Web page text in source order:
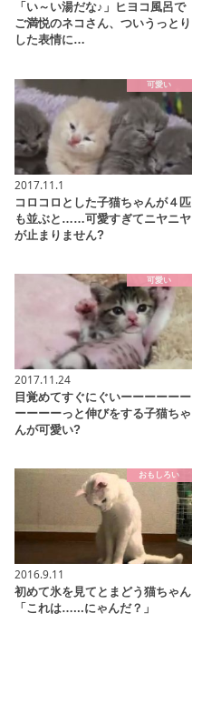
「い～い湯だな♪」ヒヨコ風呂で
ご満悦のネコさん、ついうっとり
した表情に…
可愛い
2017.11.1
コロコロとした子猫ちゃんが４匹
も並ぶと……可愛すぎてニヤニヤ
が止まりません?
可愛い
2017.11.24
目覚めてすぐにぐいーーーーーー
ーーーーっと伸びをする子猫ちゃ
んが可愛い?
おもしろい
2016.9.11
初めて氷を見てとまどう猫ちゃん
「これは…...にゃんだ？」